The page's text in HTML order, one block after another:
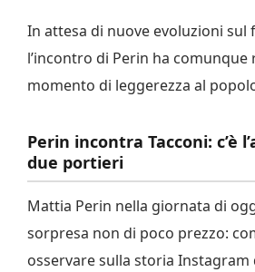
In attesa di nuove evoluzioni
l’incontro di Perin ha comunque
momento di leggerezza al
Perin incontra Tacconi: c’è
due portieri
Mattia Perin nella giornata di
sorpresa non di poco prezzo:
osservare sulla storia Instagram